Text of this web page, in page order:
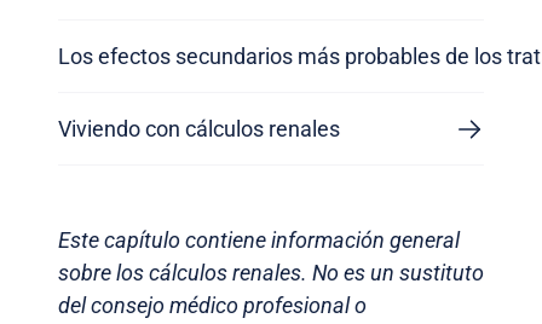
Los efectos secundarios más probables de los
Viviendo con cálculos renales
Este capítulo contiene información general
sobre los cálculos renales. No es un sustituto
del consejo médico profesional o